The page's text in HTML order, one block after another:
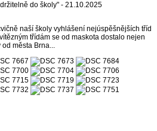
do školy" - 21.10.2025
naší školy vyhlášení nejúspěšnějších tříd
třídám se od maskota dostalo nejen
města Brna...